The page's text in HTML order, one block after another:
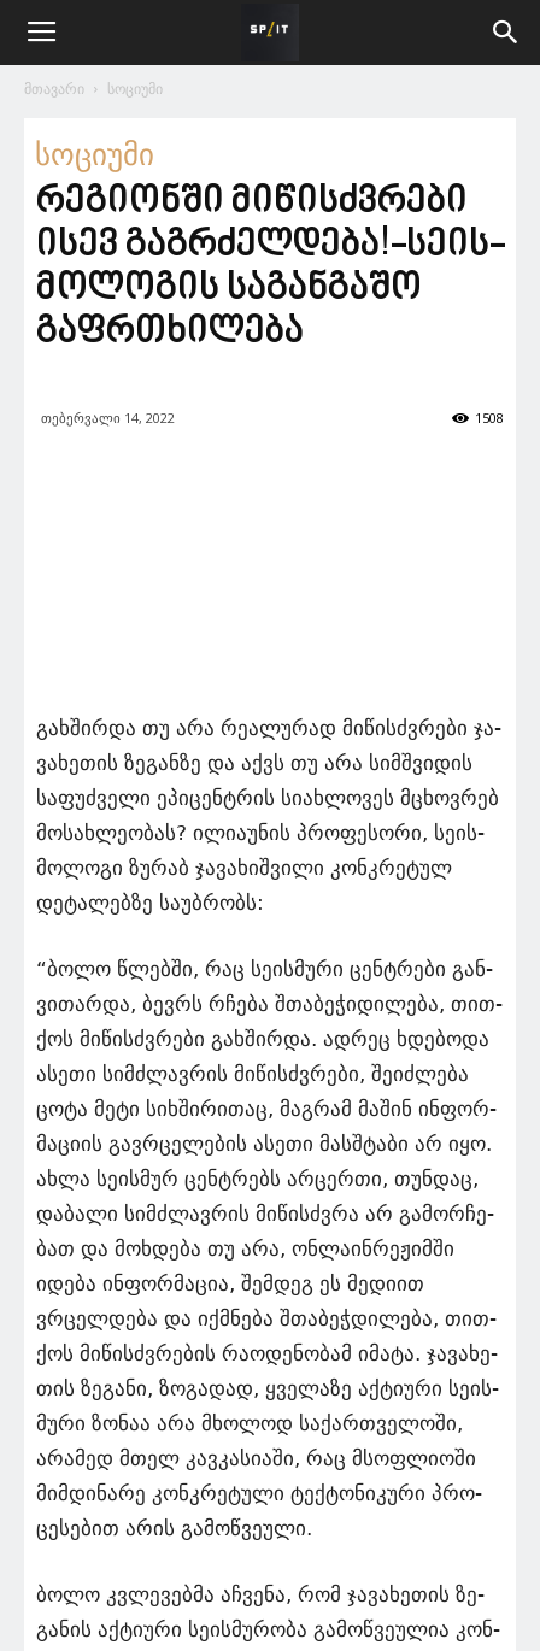
მთავარი სოციუმი
სოციუმი
რე­გი­ონ­ში მი­წისძვრე­ბი
ისევ გაგ­რძელ­დე­ბა!-სე­ის­
მო­ლოგის საგანგაშო
გაფრთხილება
თებერვალი 14, 2022 1508
გახ­შირ­და თუ არა რე­ა­ლუ­რად მი­წისძვრე­ბი ჯა­
ვა­ხე­თის ზე­გან­ზე და აქვს თუ არა სიმ­შვი­დის
სა­ფუძ­ვე­ლი ეპი­ცენ­ტრის სი­ახ­ლო­ვეს მცხოვ­რებ
მო­სახ­ლე­ო­ბას? ილი­ა­უ­ნის პრო­ფე­სორი, სე­ის­
მო­ლოგი ზუ­რაბ ჯა­ვა­ხიშ­ვილი კონკრეტულ
დეტალებზე საუბრობს:
“ბოლო წლებ­ში, რაც სე­ის­მუ­რი ცენ­ტრე­ბი გან­
ვი­თარ­და, ბევ­რს რჩე­ბა შთა­ბე­ჭი­დი­ლე­ბა, თით­
ქოს მი­წისძვრე­ბი გახ­შირ­და. ად­რეც ხდე­ბო­და
ასე­თი სიმ­ძლავ­რის მი­წისძვრე­ბი, შე­იძ­ლე­ბა
ცოტა მეტი სიხ­ში­რი­თაც, მაგ­რამ მა­შინ ინ­ფორ­
მა­ცი­ის გავ­რცე­ლე­ბის ასე­თი მას­შტა­ბი არ იყო.
ახლა სე­ის­მურ ცენ­ტრებს არ­ცერ­თი, თუნ­დაც,
და­ბა­ლი სიმ­ძლავ­რის მი­წისძვრა არ გა­მორ­ჩე­
ბათ და მოხ­დე­ბა თუ არა, ონ­ლა­ინ­რე­ჟიმ­ში
იდე­ბა ინ­ფორ­მა­ცია, შემ­დეგ ეს მე­დი­ით
ვრცელ­დე­ბა და იქ­მნე­ბა შთა­ბეჭ­დი­ლე­ბა, თით­
ქოს მი­წისძვრე­ბის რა­ო­დე­ნო­ბამ იმა­ტა. ჯა­ვა­ხე­
თის ზე­გა­ნი, ზო­გა­დად, ყვე­ლა­ზე აქ­ტი­უ­რი სე­ის­
მუ­რი ზო­ნაა არა მხო­ლოდ სა­ქარ­თვე­ლო­ში,
არა­მედ მთელ კავ­კა­სი­ა­ში, რაც მსოფ­ლი­ო­ში
მიმ­დი­ნა­რე კონ­კრე­ტუ­ლი ტექ­ტო­ნი­კუ­რი პრო­
ცე­სე­ბით არის გა­მოწ­ვე­უ­ლი.
ბოლო კვლე­ვებ­მა აჩ­ვე­ნა, რომ ჯა­ვა­ხე­თის ზე­
გა­ნის აქ­ტი­უ­რი სე­ის­მუ­რო­ბა გა­მოწ­ვე­უ­ლია კონ­